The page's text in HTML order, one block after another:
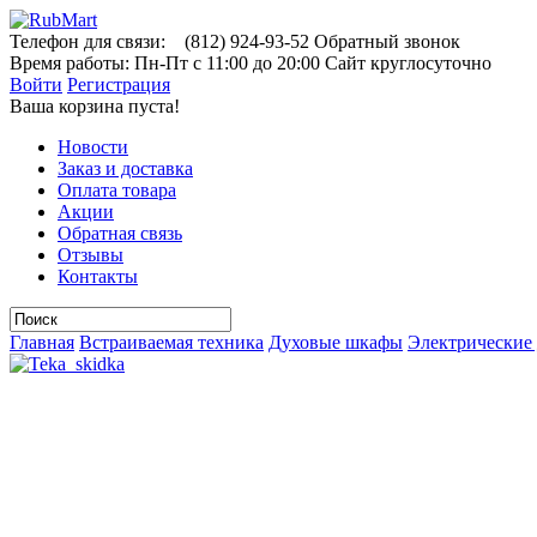
Телефон для связи: (812) 924-93-52 Обратный звонок
Время работы: Пн-Пт с 11:00 до 20:00 Сайт круглосуточно
Войти Регистрация
Ваша корзина пуста!
Новости
Заказ и доставка
Оплата товара
Акции
Обратная связь
Отзывы
Контакты
Главная Встраиваемая техника Духовые шкафы